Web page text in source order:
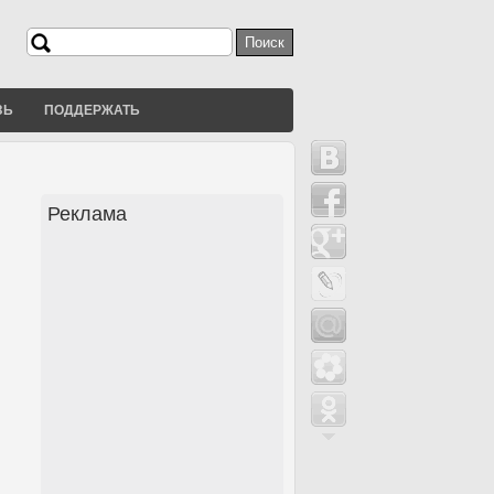
Форма поиска
Поиск
ПОДДЕРЖАТЬ
Реклама